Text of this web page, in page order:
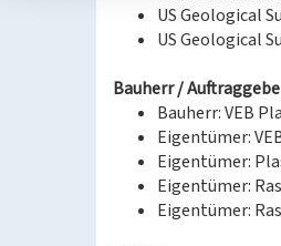
US Geological
US Geological
Bauherr /
Bauherr: VEB
Eigentümer:
Eigentümer:
Eigentümer:
Eigentümer: